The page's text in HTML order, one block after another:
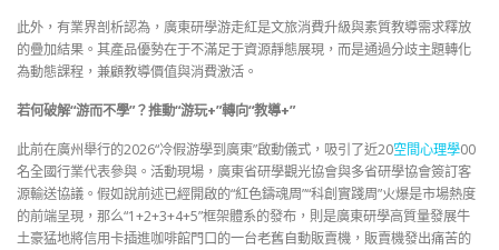
此外，有業界剖析認為，廣東研學游走紅是文旅消費升級與素質教導需求釋放
的疊加結果。其產品優勢在于不滿足于資源靜態展現，而是通過分歧主題轉化
為動態課程，兼顧教導價值與消費激活。
若何破解“游而不學”？推動“游玩+”轉向“教導+”
此前在廣州舉行的2026“冷假游學到廣東”啟動儀式，吸引了近20空間心理學00
名全國行業代表參與。活動現場，廣東省研學觀光協會與多省研學協會簽訂客
源輸送協議。假如說前述已經開啟的“紅色鑄魂周”“科創實踐周”火爆是市場熱度
的前端呈現，那么“1+2+3+4+5”框架體系的發布，則是廣東研學高質量發展牛
土豪猛地將信用卡插進咖啡館門口的一台老舊自動販賣機，販賣機發出痛苦的